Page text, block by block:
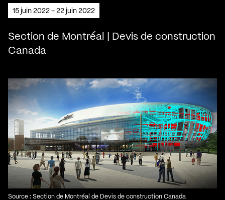
15 juin 2022 - 22 juin 2022
Section de Montréal | Devis de construction
Canada
Source : Section de Montréal de Devis de construction Canada